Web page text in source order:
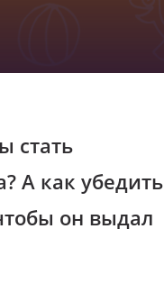
стать
А как убедить
он выдал